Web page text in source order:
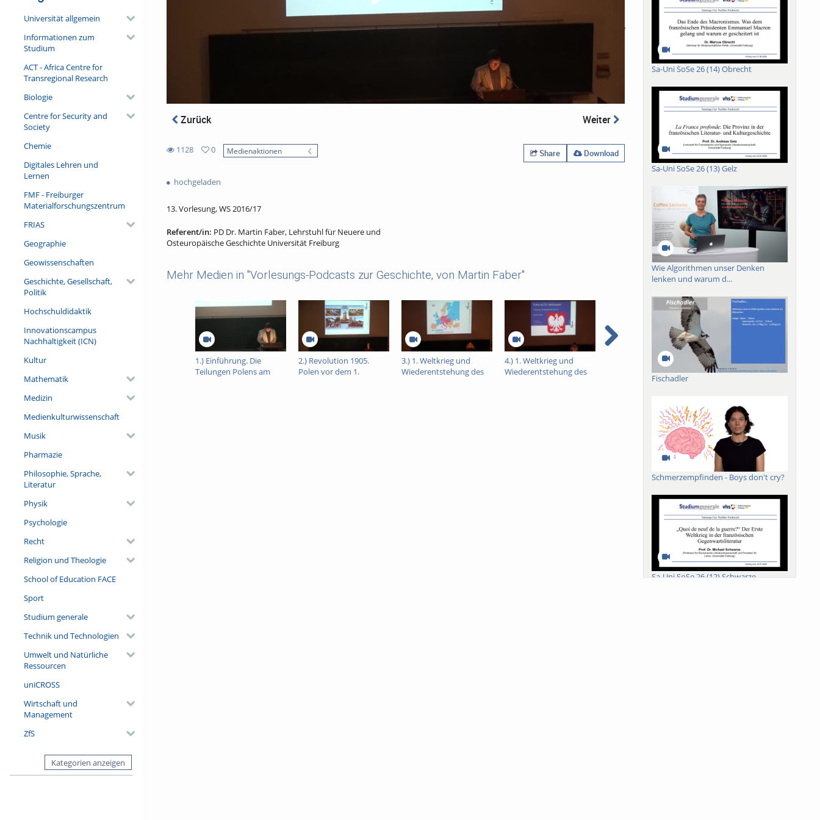
Universität allgemein
Informationen zum
Studium
ACT - Africa Centre for
Transregional Research
Biologie
Centre for Security and
Society
Chemie
Digitales Lehren und
Lernen
FMF - Freiburger
Materialforschungszentrum
FRIAS
Geographie
Geowissenschaften
Geschichte, Gesellschaft,
Politik
Hochschuldidaktik
Innovationscampus
Nachhaltigkeit (ICN)
Kultur
Mathematik
Medizin
Medienkulturwissenschaft
Musik
Pharmazie
Philosophie, Sprache,
Literatur
Physik
Psychologie
Recht
Religion und Theologie
School of Education FACE
Sport
Studium generale
Technik und Technologien
Umwelt und Natürliche
Ressourcen
uniCROSS
Wirtschaft und
Management
ZfS
Kategorien anzeigen
Zurück Weiter
1128
views
0
Medienaktionen Share Download
hochgeladen
13. Vorlesung, WS 2016/17
Referent/in: PD Dr. Martin Faber, Lehrstuhl für Neuere und
Osteuropäische Geschichte Universität Freiburg
Mehr Medien in "Vorlesungs-Podcasts zur Geschichte, von Martin Faber"
1.) Einführung. Die
Teilungen Polens am
2.) Revolution 1905.
Polen vor dem 1.
3.) 1. Weltkrieg und
Wiederentstehung des
4.) 1. Weltkrieg und
Wiederentstehung des
5.) Polen zwischen den
Weltkriegen.
Parlamentarische
Republik 1921-1926
6.) Piłsudskis Diktatur
(1926-1935)
Sa-Uni SoSe 26 (14) Obrecht
Sa-Uni SoSe 26 (13) Gelz
Wie Algorithmen unser Denken
lenken und warum d...
Fischadler
Schmerzempfinden - Boys don't cry?
Sa-Uni SoSe 26 (12) Schwarze